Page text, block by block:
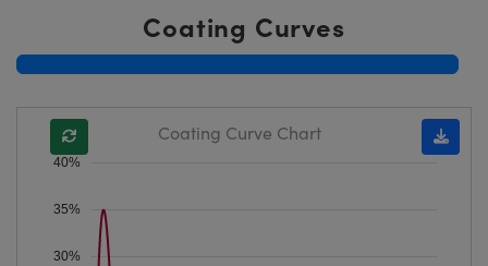
Coating Curves
30%
35%
40%
Coating Curve Chart